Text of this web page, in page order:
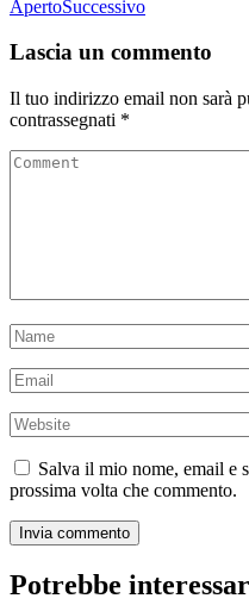
ApertoSuccessivo
Lascia un commento
Il tuo indirizzo email non sarà
contrassegnati *
Salva il mio nome, email e
prossima volta che commento.
Potrebbe